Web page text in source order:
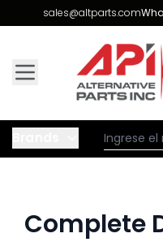
Skip to Content
sales@altparts.com
Complete